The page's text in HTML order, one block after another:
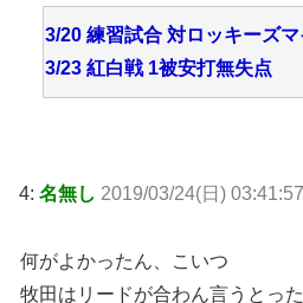
3/20 練習試合 対ロッキーズ
3/23 紅白戦 1被安打無失点
4: 名無し 2019/03/24(日)
何がよかったん、こいつ
牧田はリードが合わん言うとっ